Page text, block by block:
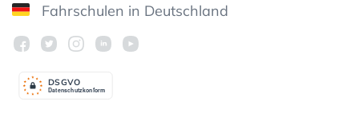
Fahrschulen in Deutschland
Datenschutzkonform
DSGVO